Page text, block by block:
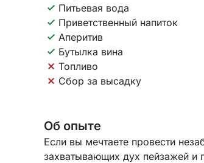
Питьевая вода
Приветственный напиток
Аперитив
Бутылка вина
Топливо
Сбор за высадку
Об опыте
Если вы мечтаете провести
захватывающих дух пейзажей и